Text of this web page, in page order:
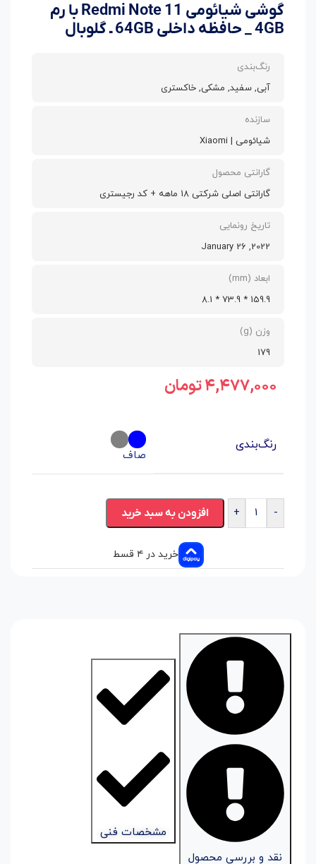
گوشی شیائومی Redmi Note 11 با رم
4GB _ حافظه داخلی 64GB ـ گلوبال
رنگ‌بندی
آبی, سفید, مشکی, خاکستری
سازنده
شیائومی | Xiaomi
گارانتی محصول
گارانتی اصلی شرکتی 18 ماهه + کد رجیستری
تاریخ رونمایی
2022, January 26
ابعاد (mm)
159.9 * 73.9 * 8.1
وزن (g)
179
۴,۴۷۷,۰۰۰تومان
رنگ‌بندی
صاف
-
+ افزودن به سبد خرید
خرید در ۴ قسط
نقد و بررسی محصول
مشخصات فنی